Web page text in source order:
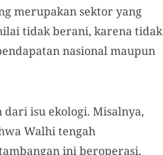
merupakan sektor yang
tidak berani, karena tidak
nasional maupun
isu ekologi. Misalnya,
Walhi tengah
ini beroperasi,